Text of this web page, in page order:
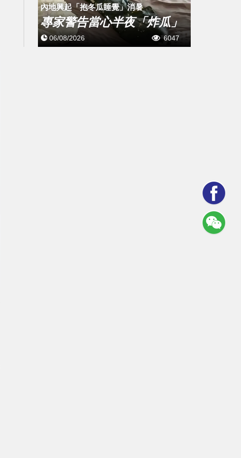
內地興起「抱冬瓜睡覺」消暑
專家警告當心半夜「炸瓜」
06/08/2026 6047